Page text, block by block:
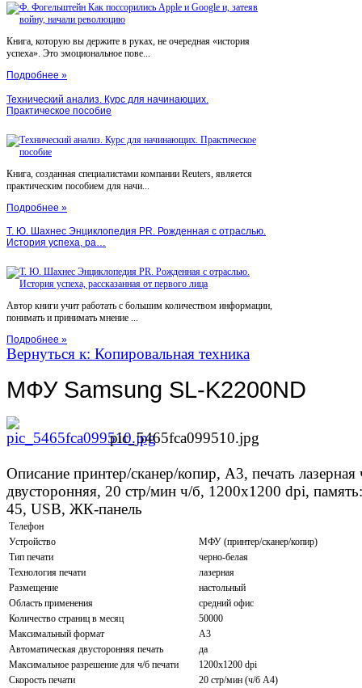
Книга, которую вы держите в руках, не очередная «история
успеха». Это эмоциональное пове...
Подробнее »
Технический анализ. Курс для начинающих.
Практическое пособие
Книга, созданная специалистами компании Reuters, является
практическим пособием для начи...
Подробнее »
Т. Ю. Шахнес Энциклопедия PR. Рожденная с отраслью.
История успеха, ра…
Автор книги учит работать с большим количеством информации,
понимать и принимать мнение ...
Подробнее »
Вернуться к: Копировальная техника
МФУ Samsung SL-K2200ND
pic_5465fca099510.jpg
Описание принтер/сканер/копир, A3, печать лазерная
двусторонняя, 20 стр/мин ч/б, 1200x1200 dpi,
45, USB, ЖК-панель
Телефон
Устройство
МФУ (принтер/сканер/копир)
Тип печати
черно-белая
Технология печати
лазерная
Размещение
настольный
Область применения
средний офис
Количество страниц в месяц
50000
Максимальный формат
A3
Автоматическая двусторонняя печать
да
Максимальное разрешение для ч/б печати
1200x1200 dpi
Скорость печати
20 стр/мин (ч/б А4)